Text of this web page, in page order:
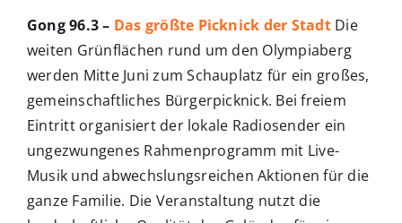
Gong 96.3 – Das größte Picknick der Stadt Die
weiten Grünflächen rund um den Olympiaberg
werden Mitte Juni zum Schauplatz für ein großes,
gemeinschaftliches Bürgerpicknick. Bei freiem
Eintritt organisiert der lokale Radiosender ein
ungezwungenes Rahmenprogramm mit Live-
Musik und abwechslungsreichen Aktionen für die
ganze Familie. Die Veranstaltung nutzt die